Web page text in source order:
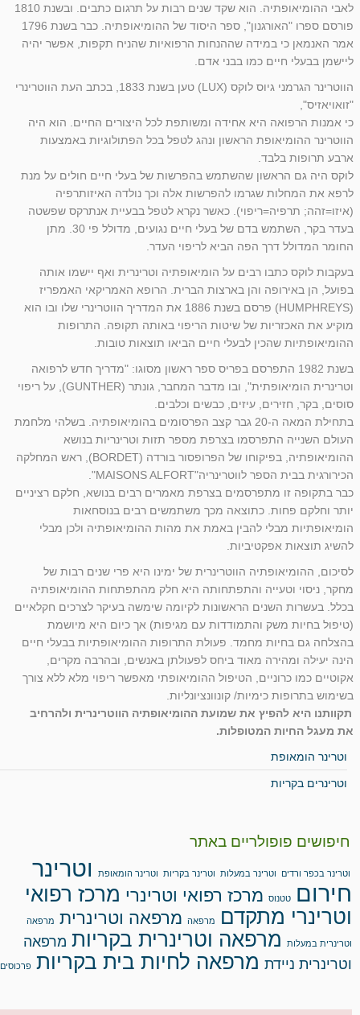
לאבי ההומיאופתיה. הוא שקד שנים רבות על תרגום כתבים. ובשנת 1810
פורסם ספרו "האורגנון", ספר היסוד של ההומיאופתיה. כבר בשנת 1796
אמר האנמאן כי במידה שההנחות הרפואיות שהניח תקפות, אפשר יהיה
ליישמן בבעלי חיים כמו בבני אדם.
הווטרינר הגרמני גיוס לוקס (LUX) טען בשנת 1833, בכתב העת הווטרינרי
"זואויאזיס",
כי אמנות הרפואה היא אחידה ומשותפת לכל היצורים החיים. הוא היה
הווטרינר ההומיאופת הראשון ונהג לטפל בכל הפתולוגיות באמצעות
ארבע תרופות בלבד.
לוקס היה גם הראשון שהשתמש בהפרשות של בעלי חיים חולים על מנת
לרפא את המחלות שגרמו להפרשות אלה וכך נולדה האיזותרפיה
(איזו=זהה; תרפיה=ריפוי). כאשר נקרא לטפל בבעיית אנתרקס שפשטה
בעדר בקר, השתמש בדם של בעלי חיים נגועים, מדולל פי 30. מתן
החומר המדולל דרך הפה הביא לריפוי העדר.
בעקבות לוקס כתבו רבים על הומיאופתיה וטרינרית ואף יישמו אותה
בפועל, הן באירופה והן בארצות הברית. הרופא האמריקאי האמפריז
(HUMPHREYS) פרסם בשנת 1886 את המדריך הווטרינרי שלו ובו הוא
מוקיע את האכזריות של שיטות הריפוי באותה תקופה. התרופות
ההומיאופתיות שהכין לבעלי חיים הביאו תוצאות טובות.
בשנת 1982 התפרסם בפריס ספר ראשון מסוגו: "מדריך חדש לרפואה
וטרינרית הומיאופתית", ובו מדבר המחבר, גונתר (GUNTHER), על ריפוי
סוסים, בקר, חזירים, עיזים, כבשים וכלבים.
בתחילת המאה ה-20 גבר קצב הפרסומים בהומיאופתיה. בשלהי מלחמת
העולם השנייה התפרסמו בצרפת מספר תזות וטרינריות בנושא
ההומיאופתיה, בפיקוחו של הפרופסור בורדה (BORDET), ראש המחלקה
הכירורגית בבית הספר לווטרינריה"MAISONS ALFORT".
כבר בתקופה זו מתפרסמים בצרפת מאמרים רבים בנושא, חלקם רציניים
יותר וחלקם פחות. כתוצאה מכך משתמשים רבים בנוסחאות
הומיאופתיות מבלי להבין באמת את מהות ההומיאופתיה ולכן מבלי
להשיג תוצאות אפקטיביות.
לסיכום, ההומיאופתיה הווטרינרית של ימינו היא פרי שנים רבות של
מחקר, ניסוי וטעייה והתפתחותה היא חלק מהתפתחות ההומיאופתיה
בכלל. בעשרות השנים הראשונות לקיומה שימשה בעיקר לצרכים חקלאיים
(טיפול בחיות משק והתמודדות עם מגיפות) אך כיום היא מיושמת
בהצלחה גם בחיות מחמד. פעולת התרופות ההומיאופתיות בבעלי חיים
הינה יעילה ומהירה מאוד ביחס לפעולתן באנשים, ובהרבה מקרים,
אקוטיים כמו כרוניים, הטיפול ההומיאופתי מאפשר ריפוי מלא ללא צורך
בשימוש בתרופות כימיות/ קונוונציונליות.
תקוותנו היא להפיץ את שמועת ההומיאופתיה הווטרינרית ולהרחיב
את מעגל החיות המטופלות.
וטרינר הומאופת
וטרינרים בקריות
חיפושים פופולריים באתר
וטרינר בכפר ורדים וטרינר במעלות וטרינר בקריות וטרינר הומאופת
וטרינר
חירום
טטנוס מרכז רפואי וטרינרי מרכז רפואי
וטרינרי מתקדם
מרפאה מרפאה וטרינרית מרפאה
וטרינרית במעלות מרפאה וטרינרית בקריות מרפאה
וטרינרית ניידת מרפאה לחיות בית בקריות פרכוסים